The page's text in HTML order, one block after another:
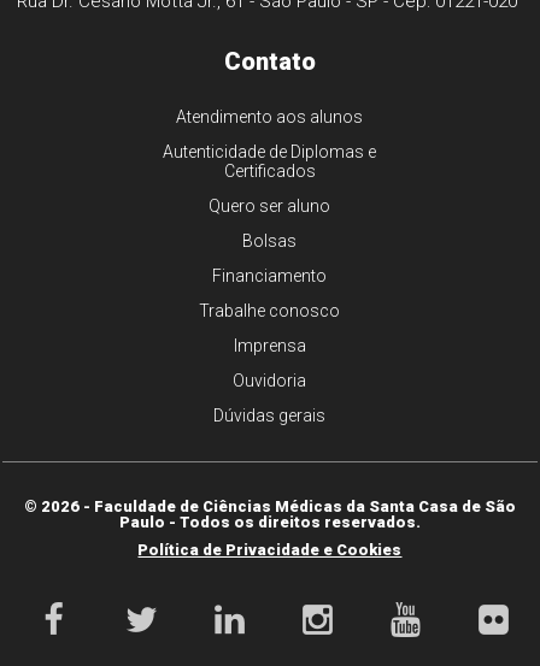
Contato
Atendimento aos alunos
Autenticidade de Diplomas e
Certificados
Quero ser aluno
Bolsas
Financiamento
Trabalhe conosco
Imprensa
Ouvidoria
Dúvidas gerais
© 2026 - Faculdade de Ciências Médicas da Santa Casa de São
Paulo - Todos os direitos reservados.
Política de Privacidade e Cookies